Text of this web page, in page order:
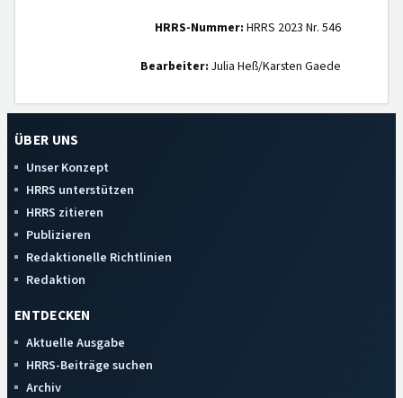
HRRS-Nummer: HRRS 2023 Nr. 546
Bearbeiter: Julia Heß/Karsten Gaede
ÜBER UNS
Unser Konzept
HRRS unterstützen
HRRS zitieren
Publizieren
Redaktionelle Richtlinien
Redaktion
ENTDECKEN
Aktuelle Ausgabe
HRRS-Beiträge suchen
Archiv